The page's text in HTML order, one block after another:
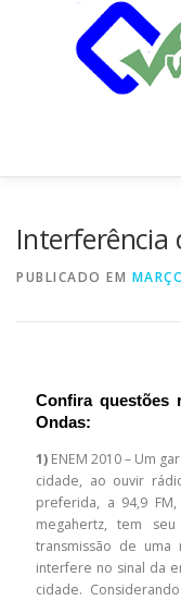
Interferência
PUBLICADO EM
Confira questões
Ondas:
1) ENEM 2010 – Um
cidade, ao ouvir
preferida, a 94,9
megahertz, tem
transmissão de
interfere no sinal da
cidade.